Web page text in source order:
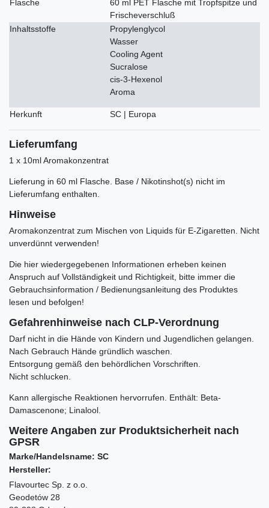
Flasche
60 ml PET Flasche mit Tropfspitze und
Frischeverschluß
Inhaltsstoffe
Propylenglycol
Wasser
Cooling Agent
Sucralose
cis-3-Hexenol
Aroma
Herkunft SC | Europa
Lieferumfang
1 x 10ml Aromakonzentrat
Lieferung in 60 ml Flasche. Base / Nikotinshot(s) nicht im
Lieferumfang enthalten.
Hinweise
Aromakonzentrat zum Mischen von Liquids für E-Zigaretten. Nicht
unverdünnt verwenden!
Die hier wiedergegebenen Informationen erheben keinen
Anspruch auf Vollständigkeit und Richtigkeit, bitte immer die
Gebrauchsinformation / Bedienungsanleitung des Produktes
lesen und befolgen!
Gefahrenhinweise nach CLP-Verordnung
Darf nicht in die Hände von Kindern und Jugendlichen gelangen.
Nach Gebrauch Hände gründlich waschen.
Entsorgung gemäß den behördlichen Vorschriften.
Nicht schlucken.
Kann allergische Reaktionen hervorrufen. Enthält: Beta-
Damascenone; Linalool.
Weitere Angaben zur Produktsicherheit nach
GPSR
Marke/Handelsname: SC
Hersteller:
Flavourtec Sp. z o.o.
Geodetów 28